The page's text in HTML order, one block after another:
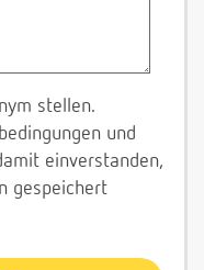
stellen.
und
einverstanden,
gespeichert